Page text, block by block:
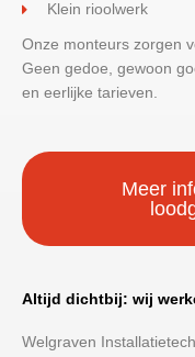
Klein rioolwerk
Onze monteurs zorgen
Geen gedoe, gewoon
en eerlijke tarieven.
Meer
Altijd dichtbij: wij
Welgraven